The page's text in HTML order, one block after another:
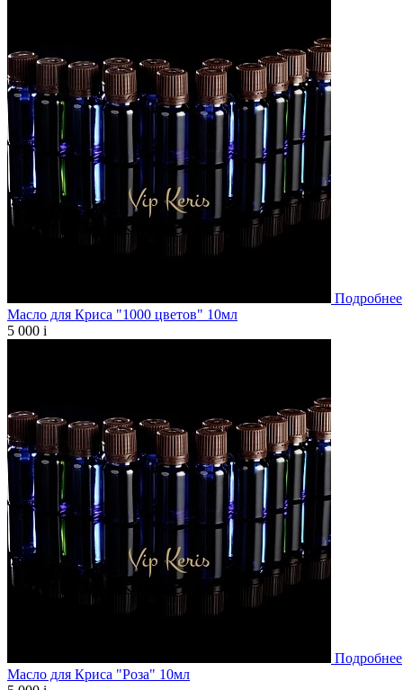
Подробнее
Масло для Криса "1000 цветов" 10мл
5 000 i
Подробнее
Масло для Криса "Роза" 10мл